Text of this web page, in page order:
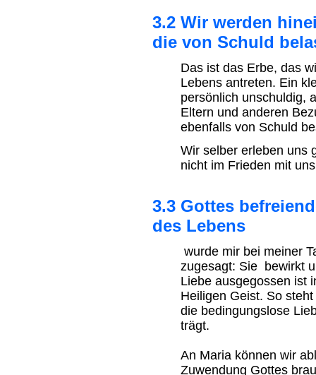
3.2 Wir werden
die von Schuld
Das ist das Erbe, das
Lebens antreten. Ein
persönlich unschuldig,
Eltern und anderen
ebenfalls von Schuld
Wir selber erleben uns
nicht im Frieden mit
3.3 Gottes
des Lebens
wurde mir bei meiner
zugesagt: Sie bewirkt
Liebe ausgegossen ist
Heiligen Geist. So
die bedingungslose
trägt.
An Maria können wir
Zuwendung Gottes